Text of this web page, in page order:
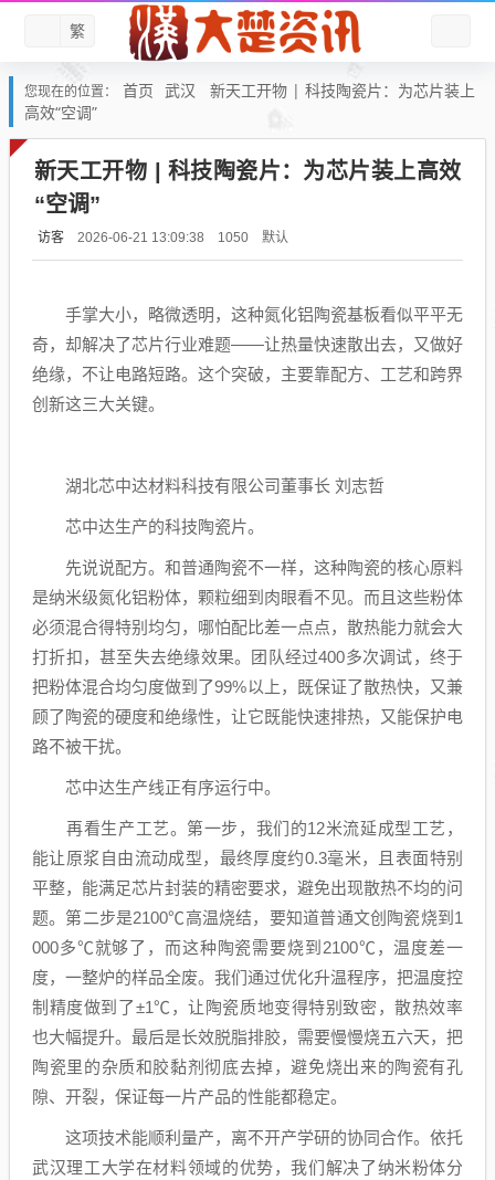
繁
您现在的位置： 首页 武汉
新天工开物 | 科技陶瓷片：为芯片装上
高效“空调”
新天工开物 | 科技陶瓷片：为芯片装上高效
“空调”
访客 2026-06-21 13:09:38 1050 默认
手掌大小，略微透明，这种氮化铝陶瓷基板看似平平无
奇，却解决了芯片行业难题——让热量快速散出去，又做好
绝缘，不让电路短路。这个突破，主要靠配方、工艺和跨界
创新这三大关键。
湖北芯中达材料科技有限公司董事长 刘志哲
芯中达生产的科技陶瓷片。
先说说配方。和普通陶瓷不一样，这种陶瓷的核心原料
是纳米级氮化铝粉体，颗粒细到肉眼看不见。而且这些粉体
必须混合得特别均匀，哪怕配比差一点点，散热能力就会大
打折扣，甚至失去绝缘效果。团队经过400多次调试，终于
把粉体混合均匀度做到了99%以上，既保证了散热快，又兼
顾了陶瓷的硬度和绝缘性，让它既能快速排热，又能保护电
路不被干扰。
芯中达生产线正有序运行中。
再看生产工艺。第一步，我们的12米流延成型工艺，
能让原浆自由流动成型，最终厚度约0.3毫米，且表面特别
平整，能满足芯片封装的精密要求，避免出现散热不均的问
题。第二步是2100℃高温烧结，要知道普通文创陶瓷烧到1
000多℃就够了，而这种陶瓷需要烧到2100℃，温度差一
度，一整炉的样品全废。我们通过优化升温程序，把温度控
制精度做到了±1℃，让陶瓷质地变得特别致密，散热效率
也大幅提升。最后是长效脱脂排胶，需要慢慢烧五六天，把
陶瓷里的杂质和胶黏剂彻底去掉，避免烧出来的陶瓷有孔
隙、开裂，保证每一片产品的性能都稳定。
这项技术能顺利量产，离不开产学研的协同合作。依托
武汉理工大学在材料领域的优势，我们解决了纳米粉体分